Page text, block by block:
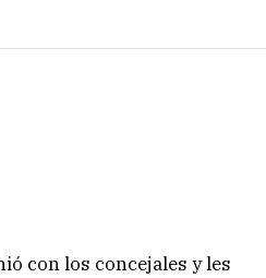
con los concejales y les